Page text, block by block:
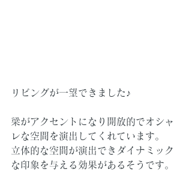
リビングが一望できました♪
梁がアクセントになり開放的でオシャ
レな空間を演出してくれています。
立体的な空間が演出できダイナミック
な印象を与える効果があるそうです。